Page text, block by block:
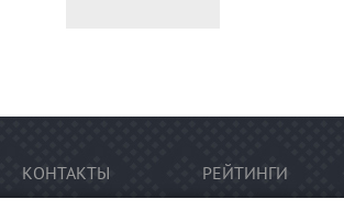
КОНТАКТЫ РЕЙТИНГИ